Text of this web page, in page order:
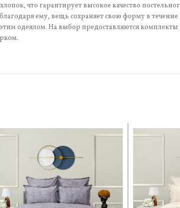
что гарантирует высокое качество
ему, вещь сохраняет свою форму в
одеялом. На выбор предоставляются